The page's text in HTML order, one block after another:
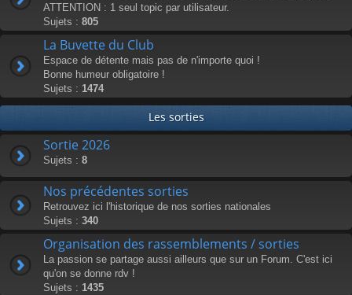
ATTENTION : 1 seul topic par utilisateur.
Sujets : 805
La Buvette du Club
Espace de détente mais pas de n'importe quoi !
Bonne humeur obligatoire !
Sujets : 1474
Les sorties
Sortie 2026
Sujets : 8
Nos précédentes sorties
Retrouvez ici l'historique de nos sorties nationales
Sujets : 340
Organisation des rassemblements / sorties
La passion se partage aussi ailleurs que sur un Forum. C'est ici
qu'on se donne rdv !
Sujets : 1435